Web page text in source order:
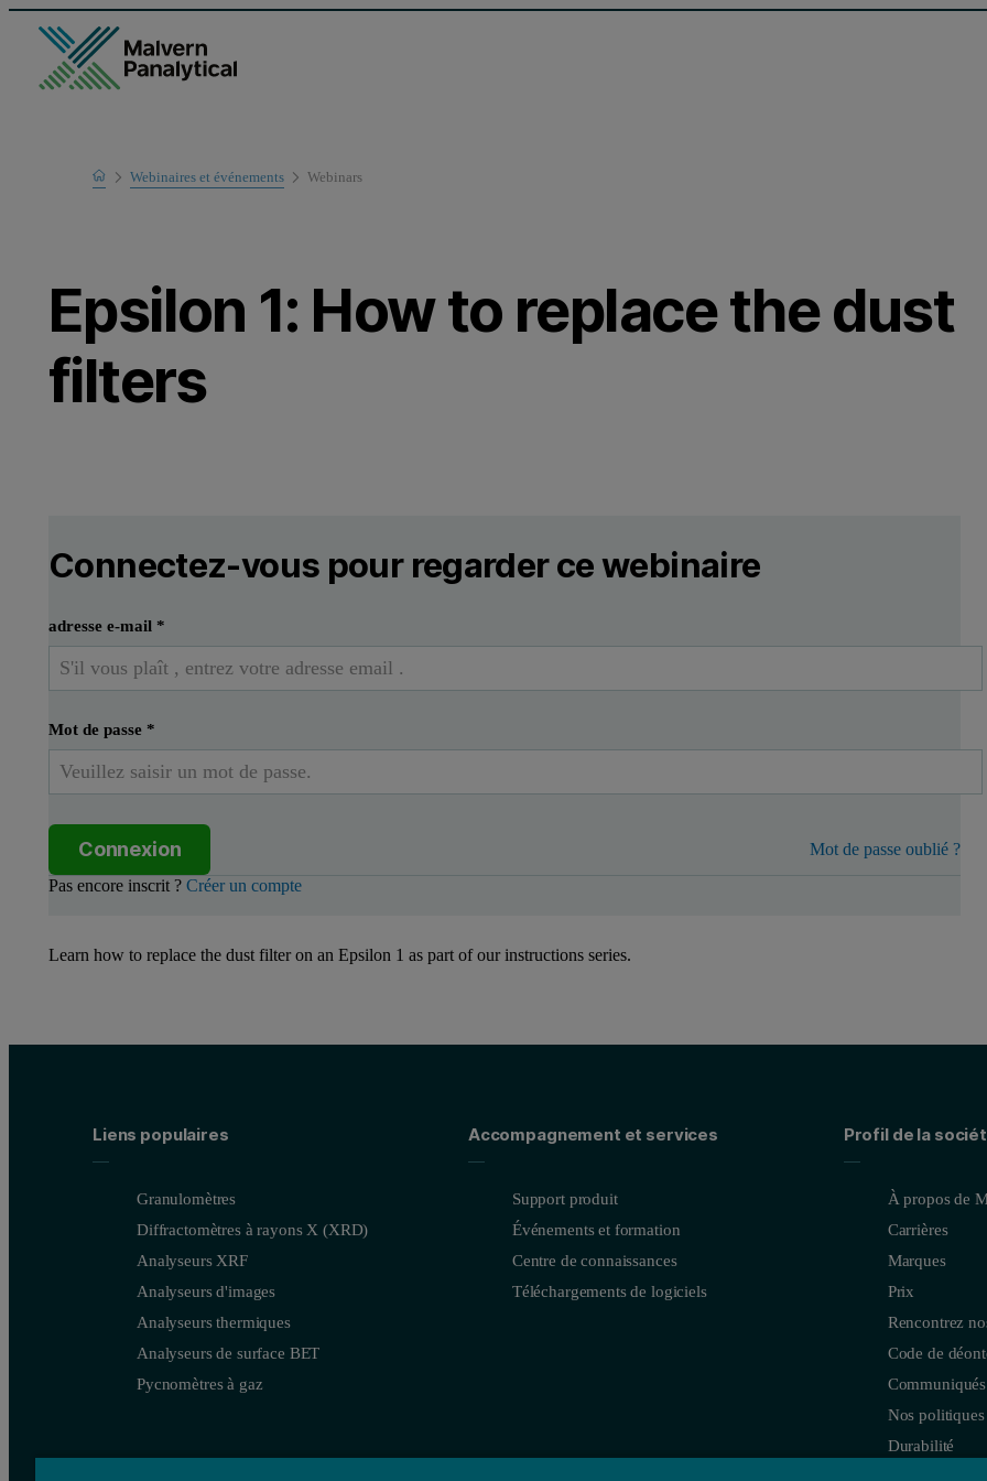
Home
Learn
Webinaires et événements Webinars
Epsilon 1: How to replace the dust
filters
Connectez-vous pour regarder ce webinaire
adresse e-mail *
Mot de passe *
Connexion
Mot de passe oublié ?
Pas encore inscrit ? Créer un compte
Learn how to replace the dust filter on an Epsilon 1 as part of our instructions series.
Liens populaires
Granulomètres
Diffractomètres à rayons X (XRD)
Analyseurs XRF
Analyseurs d'images
Analyseurs thermiques
Analyseurs de surface BET
Pycnomètres à gaz
Accompagnement et services
Support produit
Événements et formation
Centre de connaissances
Téléchargements de logiciels
Profil de la
À propos de
Carrières
Marques
Prix
Rencontrez
Code de
Nos politiques
Durabilité